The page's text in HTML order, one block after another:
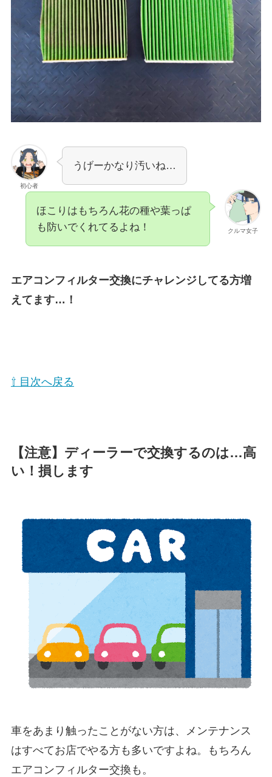
初心者
うげーかなり汚いね…
クルマ女子
ほこりはもちろん花の種や葉っぱ
も防いでくれてるよね！
エアコンフィルター交換にチャレンジしてる方増
えてます…！
⇧ 目次へ戻る
【注意】ディーラーで交換するのは…高
い！損します
車をあまり触ったことがない方は、メンテナンス
はすべてお店でやる方も多いですよね。もちろん
エアコンフィルター交換も。